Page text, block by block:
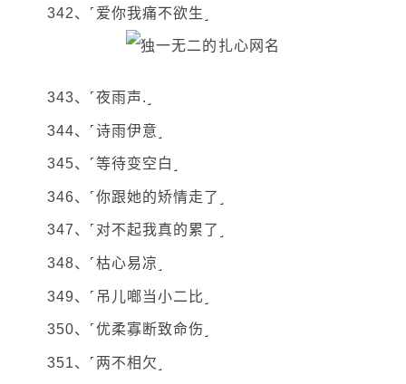
342、˹爱你我痛不欲生˼
343、˹夜雨声.˼
344、˹诗雨伊意˼
345、˹等待变空白˼
346、˹你跟她的矫情走了˼
347、˹对不起我真的累了˼
348、˹枯心易凉˼
349、˹吊儿啷当小二比˼
350、˹优柔寡断致命伤˼
351、˹两不相欠˼